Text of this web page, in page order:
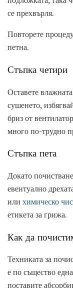
се прехвърля.
Повторете
петна.
Стъпка четири
Оставете
сушенето,
бриз от
много по-трудно
Стъпка пета
Докато
евентуално
или химическо
етикета за грижа.
Как да
Техниката за
е по същество
поставите